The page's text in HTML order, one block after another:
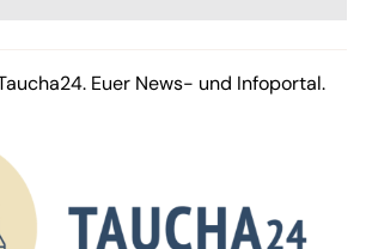
Euer News- und Infoportal.